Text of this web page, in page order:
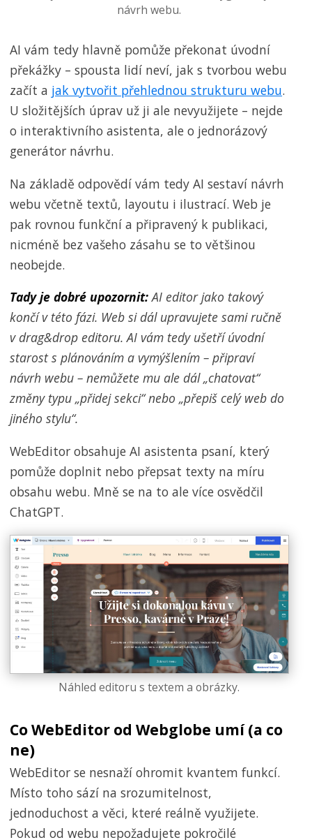
návrh webu.
AI vám tedy hlavně pomůže překonat úvodní
překážky – spousta lidí neví, jak s tvorbou webu
začít a jak vytvořit přehlednou strukturu webu.
U složitějších úprav už ji ale nevyužijete – nejde
o interaktivního asistenta, ale o jednorázový
generátor návrhu.
Na základě odpovědí vám tedy AI sestaví návrh
webu včetně textů, layoutu i ilustrací. Web je
pak rovnou funkční a připravený k publikaci,
nicméně bez vašeho zásahu se to většinou
neobejde.
Tady je dobré upozornit:AI editor jako takový
končí v této fázi. Web si dál upravujete sami ručně
v drag&drop editoru. AI vám tedy ušetří úvodní
starost s plánováním a vymýšlením – připraví
návrh webu – nemůžete mu ale dál „chatovat“
změny typu „přidej sekci“ nebo „přepiš celý web do
jiného stylu“.
WebEditor obsahuje AI asistenta psaní, který
pomůže doplnit nebo přepsat texty na míru
obsahu webu. Mně se na to ale více osvědčil
ChatGPT.
Náhled editoru s textem a obrázky.
Co WebEditor od Webglobe umí (a co
ne)
WebEditor se nesnaží ohromit kvantem funkcí.
Místo toho sází na srozumitelnost,
jednoduchost a věci, které reálně využijete.
Pokud od webu nepožadujete pokročilé